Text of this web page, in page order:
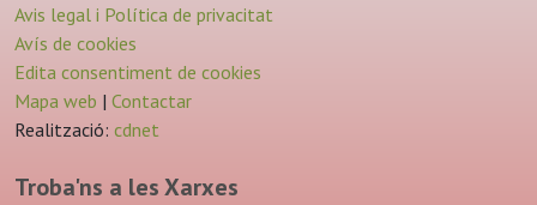
Avis legal i Política de privacitat
Avís de cookies
Edita consentiment de cookies
Mapa web | Contactar
Realització: cdnet
Troba'ns a les Xarxes